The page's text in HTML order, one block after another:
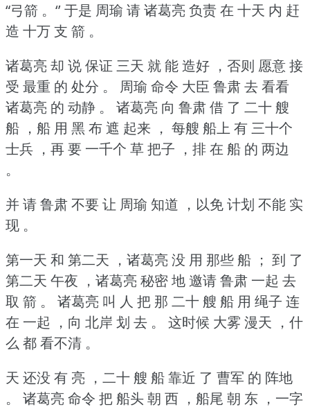
“弓箭 。‘’于是 周瑜 请 诸葛亮 负责 在 十天 内 赶
造 十万 支 箭 。
诸葛亮 却 说 保证 三天 就 能 造好 ，否则 愿意 接
受 最重 的 处分 。
周瑜 命令 大臣 鲁肃 去 看看
诸葛亮 的 动静 。
诸葛亮 向 鲁肃 借 了 二十 艘
船 ，船 用 黑 布 遮 起来 ， 每艘 船上 有 三十个
士兵 ，再 要 一千个 草 把子 ，排 在 船 的 两边
。
并 请 鲁肃 不要 让 周瑜 知道 ，以免 计划 不能 实
现 。
第一天 和 第二天 ，诸葛亮 没 用 那些 船 ； 到 了
第二天 午夜 ，诸葛亮 秘密 地 邀请 鲁肃 一起 去
取 箭 。
诸葛亮 叫 人 把 那 二十 艘 船 用 绳子 连
在 一起 ，向 北岸 划 去 。
这时候 大雾 漫天 ，什
么 都 看不清 。
天 还没 有 亮 ，二十 艘 船 靠近 了 曹军 的 阵地
。
诸葛亮 命令 把 船头 朝 西 ，船尾 朝 东 ，一字